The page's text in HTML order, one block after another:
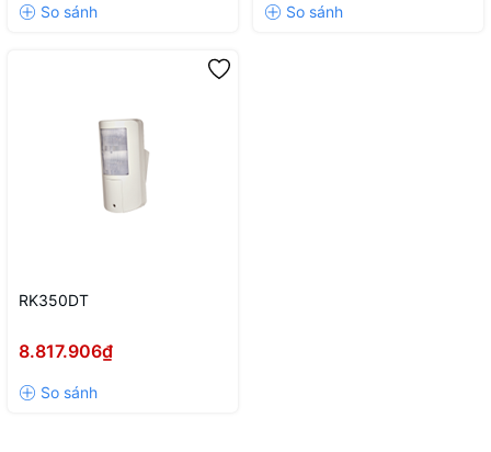
RK350DT
8.817.906₫